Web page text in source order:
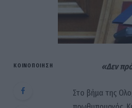
ΚΟΙΝΟΠΟΊΗΣΗ «Δεν
Στο βήμα της